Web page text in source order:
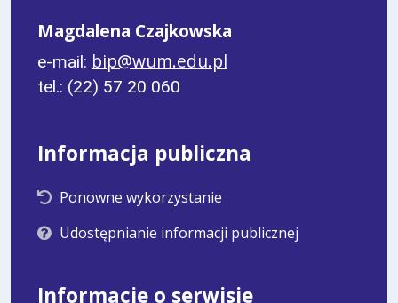
Magdalena Czajkowska
e-mail: bip@wum.edu.pl
tel.: (22) 57 20 060
Informacja publiczna
Ponowne wykorzystanie
Udostępnianie informacji publicznej
Informacje o serwisie